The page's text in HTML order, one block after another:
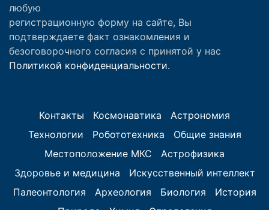
любую
регистрационную форму на сайте, Вы
подтверждаете факт ознакомления и
безоговорочного согласия с принятой у нас
Политикой конфиденциальности.
Контакты Космонавтика
Астрономия
Технологии
Робототехника
Общие знания
Местоположение МКС
Астрофизика
Здоровье и медицина
Искусственный интеллект
Палеонтология
Археология Биология
История